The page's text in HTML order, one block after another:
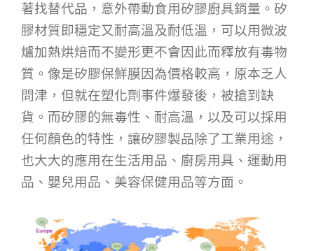
著找替代品，意外帶動食用矽膠廚具銷量。矽
膠材質即穩定又耐高溫及耐低溫，可以用微波
爐加熱烘焙而不變形更不會因此而釋放有毒物
質。像是矽膠保鮮膜因為價格較高，原本乏人
問津，但就在塑化劑事件爆發後，被搶到缺
貨。而矽膠的無毒性、耐高溫，以及可以採用
任何顏色的特性，讓矽膠製品除了工業用途，
也大大的應用在生活用品、廚房用具、運動用
品、嬰兒用品、美容保健用品等方面。